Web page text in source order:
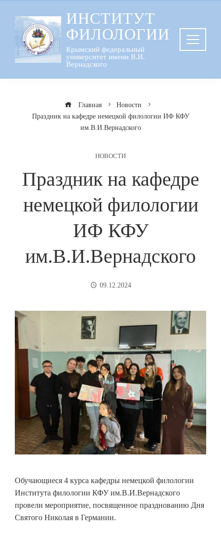
содержанию
ИНСТИТУТ
ФИЛОЛОГИИ
Крымский федеральный
университет имени В.И.
Вернадского
Главная
Новости
Праздник на кафедре немецкой филологии ИФ КФУ
им.В.И.Вернадского
НОВОСТИ
Праздник на кафедре
немецкой филологии
ИФ КФУ
им.В.И.Вернадского
09.12.2024
Обучающиеся 4 курса кафедры немецкой филологии
Института филологии КФУ им.В.И.Вернадского
провели мероприятие, посвященное празднованию Дня
Святого Николая в Германии.